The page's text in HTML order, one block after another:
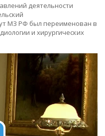
деятельности
МЗ РФ был переименован в
и хирургических